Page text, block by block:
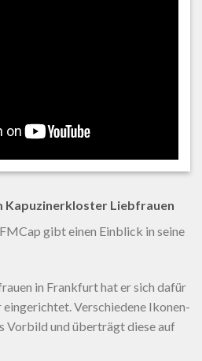
Kapuzinerkloster Liebfrauen
gibt einen Einblick in seine
in Frankfurt hat er sich dafür
Verschiedene Ikonen-
Vorbild und überträgt diese auf